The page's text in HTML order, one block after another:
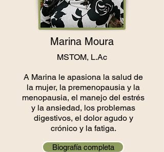
Marina Moura
MSTOM, L.Ac
A Marina le apasiona la salud de
la mujer, la premenopausia y la
menopausia, el manejo del estrés
y la ansiedad, los problemas
digestivos, el dolor agudo y
crónico y la fatiga.
Biografía completa